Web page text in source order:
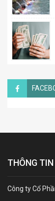
THÔNG TIN
Công ty Cổ